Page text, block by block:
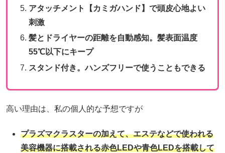
アタッチメント【カミガハンド】で頭皮心地よい
刺激
髪とドライヤーの距離を自動感知。髪表面温度
55℃以下にキープ
スタンド付き。ハンズフリーで使うこともできる
高い理由は、私の個人的な予想ですが
プラズマクラスターの加えて、エステなどで使われる
美容機器に搭載される赤色LEDや青色LEDを搭載して